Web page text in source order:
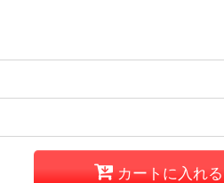
カートに入れる